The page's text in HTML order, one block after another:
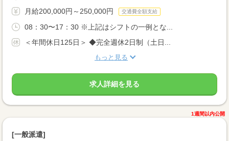
月給200,000円～250,000円 交通費全額支給
08：30〜17：30 ※上記はシフトの一例とな...
＜年間休日125日＞ ◆完全週休2日制（土日...
もっと見る
求人詳細を見る
1週間以内公開
[一般派遣]